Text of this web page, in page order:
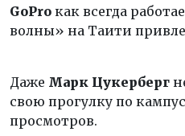
GoPro как всегда
волны» на Таити
Даже Марк Цукерберг
свою прогулку по
просмотров.